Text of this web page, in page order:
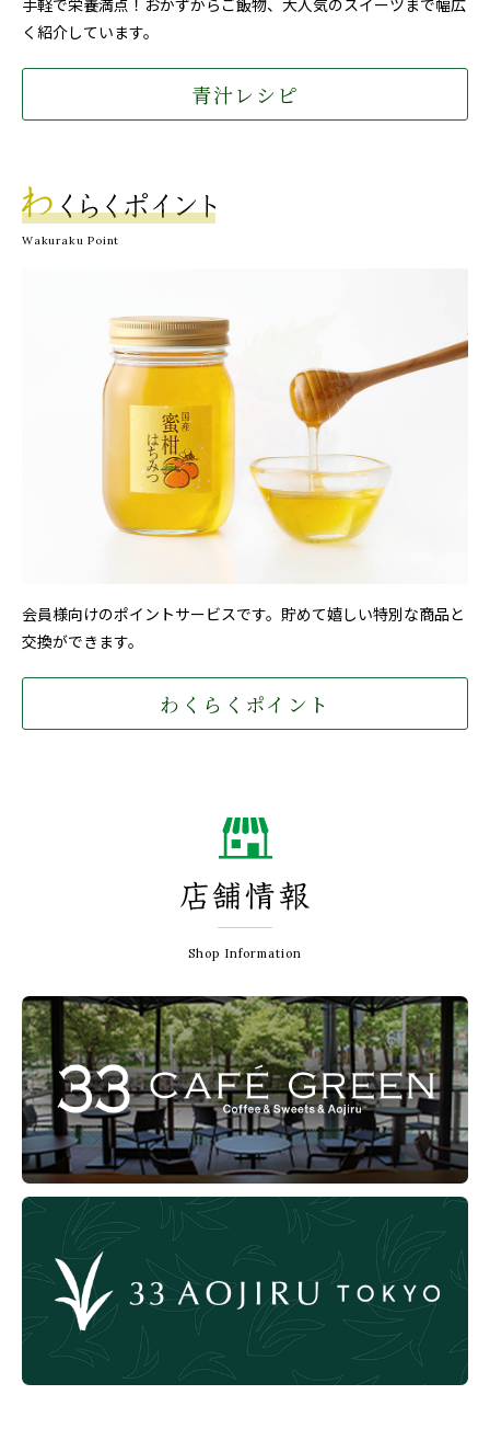
く紹介しています。
青汁レシピ
Wakuraku Point
会員様向けのポイントサービスです。貯めて嬉しい特別な商品と
交換ができます。
わくらくポイント
Shop Information